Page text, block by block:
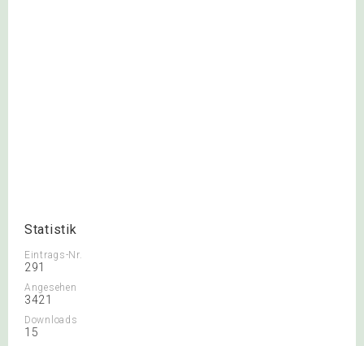
Statistik
Eintrags-Nr.
291
Angesehen
3421
Downloads
15